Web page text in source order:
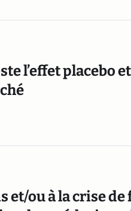
l’effet placebo
et/ou à la crise de